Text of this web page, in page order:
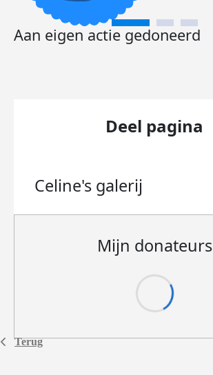
Terug
Aan eigen actie gedoneerd
Deel pagina
Celine's galerij
Mijn donateurs